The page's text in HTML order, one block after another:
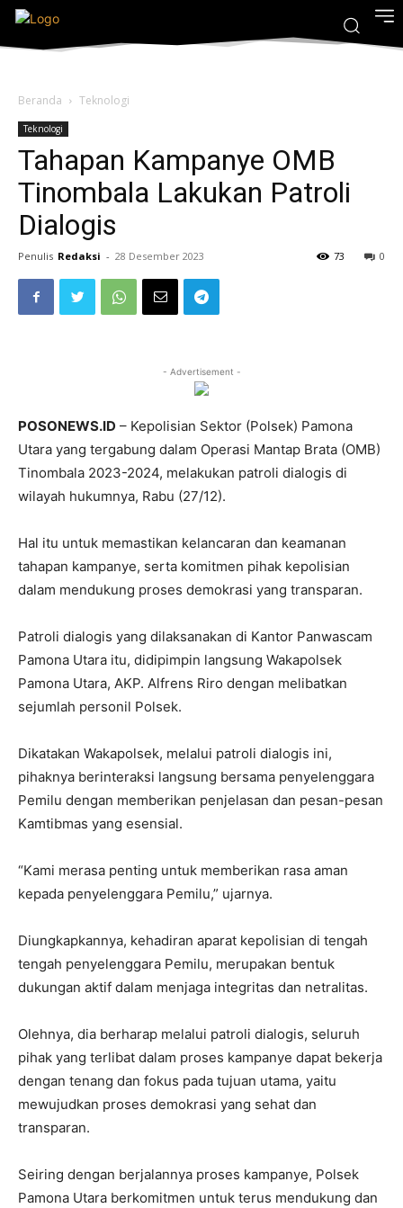
Beranda Teknologi
Teknologi
Tahapan Kampanye OMB
Tinombala Lakukan Patroli
Dialogis
Penulis Redaksi - 28 Desember 2023 0
73
- Advertisement -
POSONEWS.ID – Kepolisian Sektor (Polsek) Pamona
Utara yang tergabung dalam Operasi Mantap Brata (OMB)
Tinombala 2023-2024, melakukan patroli dialogis di
wilayah hukumnya, Rabu (27/12).
Hal itu untuk memastikan kelancaran dan keamanan
tahapan kampanye, serta komitmen pihak kepolisian
dalam mendukung proses demokrasi yang transparan.
Patroli dialogis yang dilaksanakan di Kantor Panwascam
Pamona Utara itu, didipimpin langsung Wakapolsek
Pamona Utara, AKP. Alfrens Riro dengan melibatkan
sejumlah personil Polsek.
Dikatakan Wakapolsek, melalui patroli dialogis ini,
pihaknya berinteraksi langsung bersama penyelenggara
Pemilu dengan memberikan penjelasan dan pesan-pesan
Kamtibmas yang esensial.
“Kami merasa penting untuk memberikan rasa aman
kepada penyelenggara Pemilu,” ujarnya.
Diungkapkannya, kehadiran aparat kepolisian di tengah
tengah penyelenggara Pemilu, merupakan bentuk
dukungan aktif dalam menjaga integritas dan netralitas.
Olehnya, dia berharap melalui patroli dialogis, seluruh
pihak yang terlibat dalam proses kampanye dapat bekerja
dengan tenang dan fokus pada tujuan utama, yaitu
mewujudkan proses demokrasi yang sehat dan
transparan.
Seiring dengan berjalannya proses kampanye, Polsek
Pamona Utara berkomitmen untuk terus mendukung dan